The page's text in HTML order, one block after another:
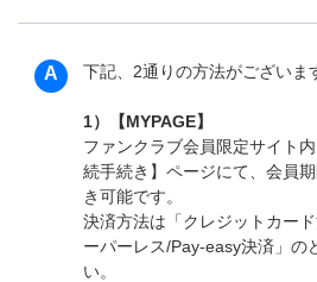
下記、2通りの方法がございま
1）【MYPAGE】
ファンクラブ会員限定サイト
続手続き】ページにて、会員
き可能です。
決済方法は「クレジットカー
ーパーレス/Pay-easy決済」の
い。